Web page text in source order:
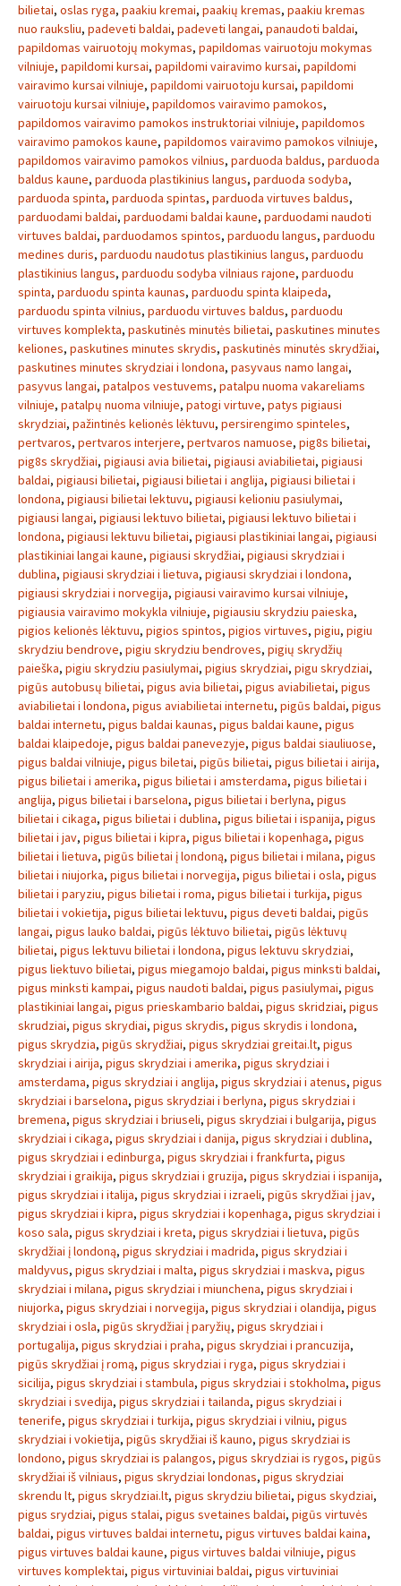
bilietai, oslas ryga, paakiu kremai, paakių kremas, paakiu kremas
nuo rauksliu, padeveti baldai, padeveti langai, panaudoti baldai,
papildomas vairuotojų mokymas, papildomas vairuotoju mokymas
vilniuje, papildomi kursai, papildomi vairavimo kursai, papildomi
vairavimo kursai vilniuje, papildomi vairuotoju kursai, papildomi
vairuotoju kursai vilniuje, papildomos vairavimo pamokos,
papildomos vairavimo pamokos instruktoriai vilniuje, papildomos
vairavimo pamokos kaune, papildomos vairavimo pamokos vilniuje,
papildomos vairavimo pamokos vilnius, parduoda baldus, parduoda
baldus kaune, parduoda plastikinius langus, parduoda sodyba,
parduoda spinta, parduoda spintas, parduoda virtuves baldus,
parduodami baldai, parduodami baldai kaune, parduodami naudoti
virtuves baldai, parduodamos spintos, parduodu langus, parduodu
medines duris, parduodu naudotus plastikinius langus, parduodu
plastikinius langus, parduodu sodyba vilniaus rajone, parduodu
spinta, parduodu spinta kaunas, parduodu spinta klaipeda,
parduodu spinta vilnius, parduodu virtuves baldus, parduodu
virtuves komplekta, paskutinės minutės bilietai, paskutines minutes
keliones, paskutines minutes skrydis, paskutinės minutės skrydžiai,
paskutines minutes skrydziai i londona, pasyvaus namo langai,
pasyvus langai, patalpos vestuvems, patalpu nuoma vakareliams
vilniuje, patalpų nuoma vilniuje, patogi virtuve, patys pigiausi
skrydziai, pažintinės kelionės lėktuvu, persirengimo spinteles,
pertvaros, pertvaros interjere, pertvaros namuose, pig8s bilietai,
pig8s skrydžiai, pigiausi avia bilietai, pigiausi aviabilietai, pigiausi
baldai, pigiausi bilietai, pigiausi bilietai i anglija, pigiausi bilietai i
londona, pigiausi bilietai lektuvu, pigiausi kelioniu pasiulymai,
pigiausi langai, pigiausi lektuvo bilietai, pigiausi lektuvo bilietai i
londona, pigiausi lektuvu bilietai, pigiausi plastikiniai langai, pigiausi
plastikiniai langai kaune, pigiausi skrydžiai, pigiausi skrydziai i
dublina, pigiausi skrydziai i lietuva, pigiausi skrydziai i londona,
pigiausi skrydziai i norvegija, pigiausi vairavimo kursai vilniuje,
pigiausia vairavimo mokykla vilniuje, pigiausiu skrydziu paieska,
pigios kelionės lėktuvu, pigios spintos, pigios virtuves, pigiu, pigiu
skrydziu bendrove, pigiu skrydziu bendroves, pigių skrydžių
paieška, pigiu skrydziu pasiulymai, pigius skrydziai, pigu skrydziai,
pigūs autobusų bilietai, pigus avia bilietai, pigus aviabilietai, pigus
aviabilietai i londona, pigus aviabilietai internetu, pigūs baldai, pigus
baldai internetu, pigus baldai kaunas, pigus baldai kaune, pigus
baldai klaipedoje, pigus baldai panevezyje, pigus baldai siauliuose,
pigus baldai vilniuje, pigus biletai, pigūs bilietai, pigus bilietai i airija,
pigus bilietai i amerika, pigus bilietai i amsterdama, pigus bilietai i
anglija, pigus bilietai i barselona, pigus bilietai i berlyna, pigus
bilietai i cikaga, pigus bilietai i dublina, pigus bilietai i ispanija, pigus
bilietai i jav, pigus bilietai i kipra, pigus bilietai i kopenhaga, pigus
bilietai i lietuva, pigūs bilietai į londoną, pigus bilietai i milana, pigus
bilietai i niujorka, pigus bilietai i norvegija, pigus bilietai i osla, pigus
bilietai i paryziu, pigus bilietai i roma, pigus bilietai i turkija, pigus
bilietai i vokietija, pigus bilietai lektuvu, pigus deveti baldai, pigūs
langai, pigus lauko baldai, pigūs lėktuvo bilietai, pigūs lėktuvų
bilietai, pigus lektuvu bilietai i londona, pigus lektuvu skrydziai,
pigus liektuvo bilietai, pigus miegamojo baldai, pigus minksti baldai,
pigus minksti kampai, pigus naudoti baldai, pigus pasiulymai, pigus
plastikiniai langai, pigus prieskambario baldai, pigus skridziai, pigus
skrudziai, pigus skrydiai, pigus skrydis, pigus skrydis i londona,
pigus skrydzia, pigūs skrydžiai, pigus skrydziai greitai.lt, pigus
skrydziai i airija, pigus skrydziai i amerika, pigus skrydziai i
amsterdama, pigus skrydziai i anglija, pigus skrydziai i atenus, pigus
skrydziai i barselona, pigus skrydziai i berlyna, pigus skrydziai i
bremena, pigus skrydziai i briuseli, pigus skrydziai i bulgarija, pigus
skrydziai i cikaga, pigus skrydziai i danija, pigus skrydziai i dublina,
pigus skrydziai i edinburga, pigus skrydziai i frankfurta, pigus
skrydziai i graikija, pigus skrydziai i gruzija, pigus skrydziai i ispanija,
pigus skrydziai i italija, pigus skrydziai i izraeli, pigūs skrydžiai į jav,
pigus skrydziai i kipra, pigus skrydziai i kopenhaga, pigus skrydziai i
koso sala, pigus skrydziai i kreta, pigus skrydziai i lietuva, pigūs
skrydžiai į londoną, pigus skrydziai i madrida, pigus skrydziai i
maldyvus, pigus skrydziai i malta, pigus skrydziai i maskva, pigus
skrydziai i milana, pigus skrydziai i miunchena, pigus skrydziai i
niujorka, pigus skrydziai i norvegija, pigus skrydziai i olandija, pigus
skrydziai i osla, pigūs skrydžiai į paryžių, pigus skrydziai i
portugalija, pigus skrydziai i praha, pigus skrydziai i prancuzija,
pigūs skrydžiai į romą, pigus skrydziai i ryga, pigus skrydziai i
sicilija, pigus skrydziai i stambula, pigus skrydziai i stokholma, pigus
skrydziai i svedija, pigus skrydziai i tailanda, pigus skrydziai i
tenerife, pigus skrydziai i turkija, pigus skrydziai i vilniu, pigus
skrydziai i vokietija, pigūs skrydžiai iš kauno, pigus skrydziai is
londono, pigus skrydziai is palangos, pigus skrydziai is rygos, pigūs
skrydžiai iš vilniaus, pigus skrydziai londonas, pigus skrydziai
skrendu lt, pigus skrydziai.lt, pigus skrydziu bilietai, pigus skydziai,
pigus srydziai, pigus stalai, pigus svetaines baldai, pigūs virtuvės
baldai, pigus virtuves baldai internetu, pigus virtuves baldai kaina,
pigus virtuves baldai kaune, pigus virtuves baldai vilniuje, pigus
virtuves komplektai, pigus virtuviniai baldai, pigus virtuviniai